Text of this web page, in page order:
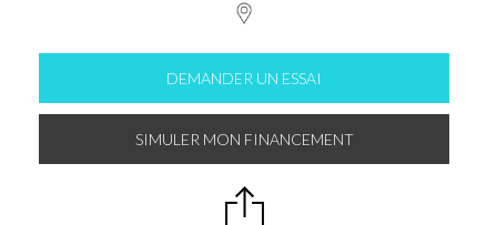
DEMANDER UN ESSAI
SIMULER MON FINANCEMENT